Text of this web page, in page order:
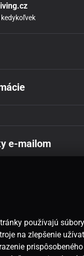
e-mailom
používajú
na zlepšenie